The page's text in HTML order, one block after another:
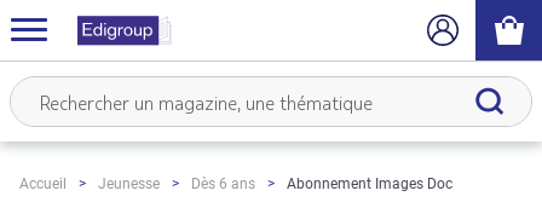
Accueil Jeunesse Dès 6 ans Abonnement Images Doc